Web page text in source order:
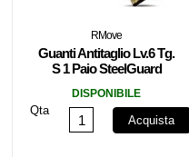
RMove
Guanti Antitaglio Lv.6 Tg.
S 1 Paio SteelGuard
DISPONIBILE
Qta
Acquista